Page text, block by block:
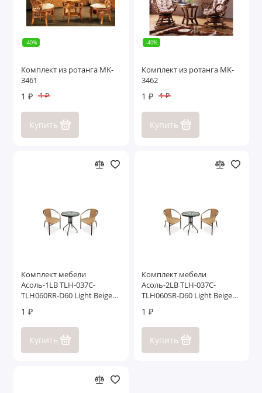
-40%
Комплект из ротанга MK-
3461
1 ₽ 1 ₽
Купить
-40%
Комплект из ротанга MK-
3462
1 ₽ 1 ₽
Купить
Комплект мебели
Асоль-1LB TLH-037С-
TLH060RR-D60 Light Beige
1 ₽
Купить
Комплект мебели
Асоль-2LB TLH-037С-
TLH060SR-D60 Light Beige
1 ₽
Купить